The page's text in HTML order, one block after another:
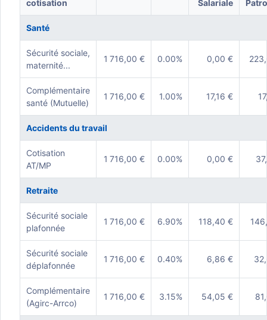
cotisation Salariale
Santé
Sécurité sociale,
maternité...
1 716,00 € 0.00% 0,00 €
Complémentaire
santé (Mutuelle)
1 716,00 € 1.00% 17,16 €
Accidents du travail
Cotisation
AT/MP
1 716,00 € 0.00% 0,00 €
Retraite
Sécurité sociale
plafonnée
1 716,00 € 6.90% 118,40 €
Sécurité sociale
déplafonnée
1 716,00 € 0.40% 6,86 €
Complémentaire
(Agirc-Arrco)
1 716,00 € 3.15% 54,05 €